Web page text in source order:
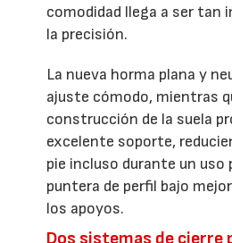
comodidad llega a ser tan
la precisión.
La nueva horma plana y
ajuste cómodo, mientras
construcción de la suela
excelente soporte,
pie incluso durante un uso
puntera de perfil bajo
los apoyos.
Dos sistemas de cierre